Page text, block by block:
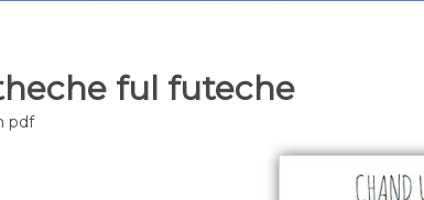
ful futeche
pdf